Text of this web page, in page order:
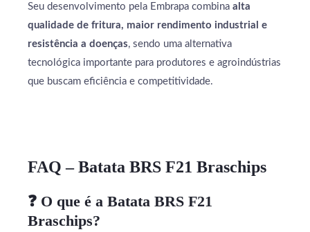
Seu desenvolvimento pela Embrapa combina alta
qualidade de fritura, maior rendimento industrial e
resistência a doenças, sendo uma alternativa
tecnológica importante para produtores e agroindústrias
que buscam eficiência e competitividade.
FAQ – Batata BRS F21 Braschips
❓ O que é a Batata BRS F21
Braschips?